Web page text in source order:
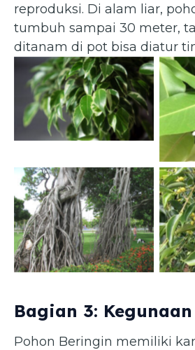
reproduksi. Di alam liar,
tumbuh sampai 30 meter,
ditanam di pot bisa diatur
Ficus benjamina — Pohon
Beringin
(viverosshangai.es)
Ficus benjamina — Pohon
Beringin (mgonline.com)
Bagian 3: Kegunaan
Pohon Beringin memiliki